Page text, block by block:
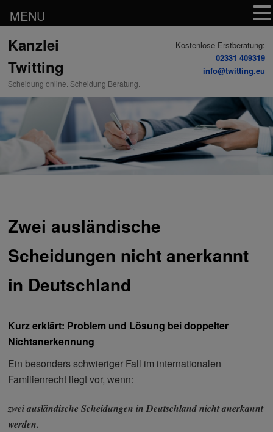
Inhalt
Kanzlei
Twitting
Scheidung online. Scheidung Beratung.
Kostenlose Erstberatung:
02331 409319
info@twitting.eu
Zwei ausländische
Scheidungen nicht anerkannt
in Deutschland
Kurz erklärt: Problem und Lösung bei doppelter
Nichtanerkennung
Ein besonders schwieriger Fall im internationalen
Familienrecht liegt vor, wenn:
zwei ausländische Scheidungen in Deutschland nicht anerkannt
werden.
MENU